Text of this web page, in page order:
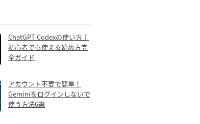
ChatGPT Codexの使い方｜
初心者でも使える始め方完
全ガイド
アカウント不要で簡単！
Geminiをログインしないで
使う方法6選